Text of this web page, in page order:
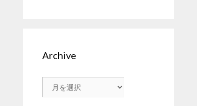
Archive
Archive